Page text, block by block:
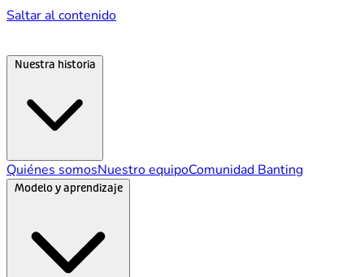
Saltar al contenido
Quiénes somosNuestro equipoComunidad Banting
Modelo y aprendizaje